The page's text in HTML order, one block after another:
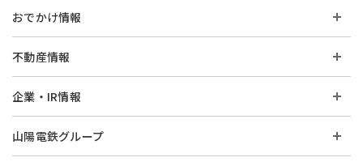
おでかけ情報
不動産情報
企業・IR情報
山陽電鉄グループ